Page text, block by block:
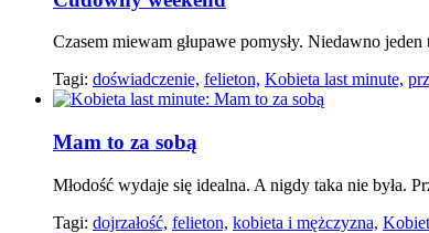
Czasem miewam głupawe pomysły. Niedawno
Tagi: doświadczenie, felieton, Kobieta last minute,
Mam to za sobą
Młodość wydaje się idealna. A nigdy taka nie była.
Tagi: dojrzałość, felieton, kobieta i mężczyzna,